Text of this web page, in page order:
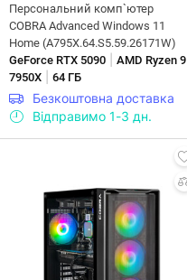
Персональний комп`ютер
COBRA Advanced Windows 11
Home (A795X.64.S5.59.26171W)
GeForce RTX 5090
AMD Ryzen 9
7950X
64 ГБ
Безкоштовна доставка
Відправимо 1-3 дн.